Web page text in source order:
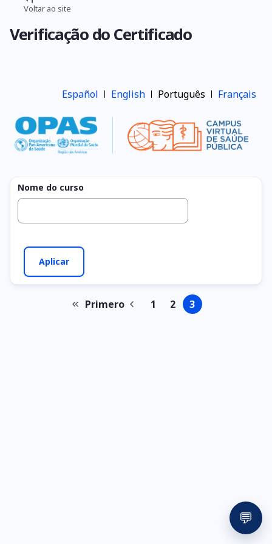
Pular
ode
Voltar ao site
Verificação do Certificado
Español English Português Français
Nome do curso
Paginação Primeira
Primero PáginaPágina
1 Página
2 Página
3
💬